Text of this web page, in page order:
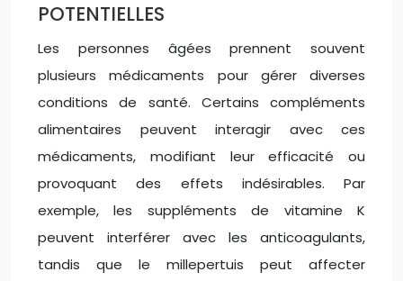
POTENTIELLES
Les personnes âgées prennent souvent
plusieurs médicaments pour gérer diverses
conditions de santé. Certains compléments
alimentaires peuvent interagir avec ces
médicaments, modifiant leur efficacité ou
provoquant des effets indésirables. Par
exemple, les suppléments de vitamine K
peuvent interférer avec les anticoagulants,
tandis que le millepertuis peut affecter